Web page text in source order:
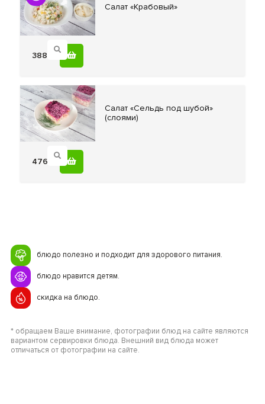
Салат «Крабовый»
388
Салат «Сельдь под шубой»
(слоями)
476
блюдо полезно и подходит для здорового питания.
блюдо нравится детям.
скидка на блюдо.
* обращаем Ваше внимание, фотографии блюд на сайте являются
вариантом сервировки блюда. Внешний вид блюда может
отличаться от фотографии на сайте.